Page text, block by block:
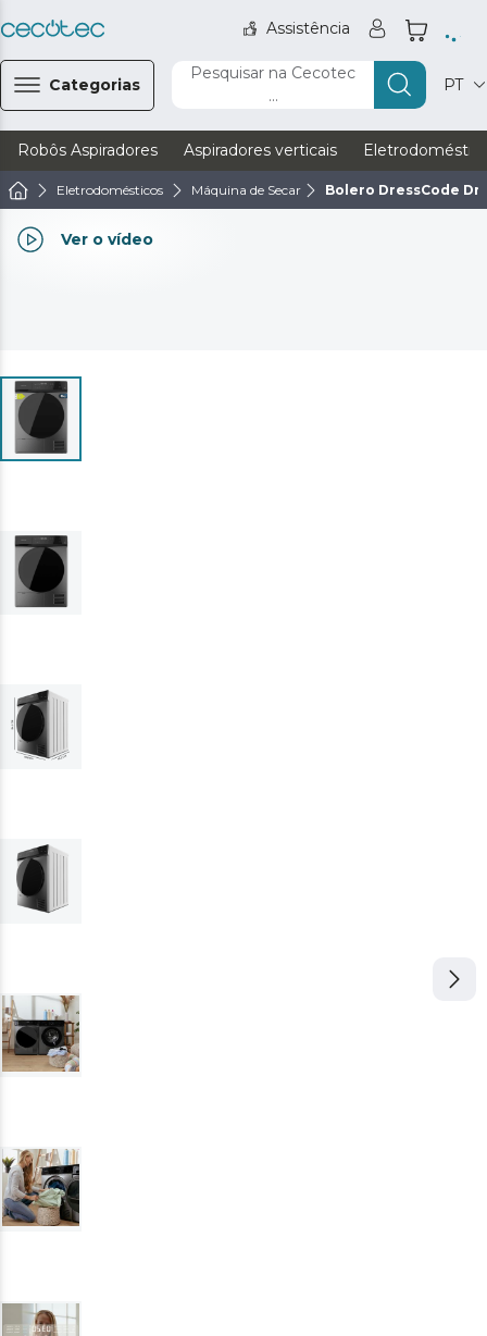
Assistência
Categorias
Pesquisar na Cecotec
...
PT
Robôs Aspiradores Aspiradores verticais
Eletrodomésticos Máquina de Secar Bolero DressCode
Ver o vídeo